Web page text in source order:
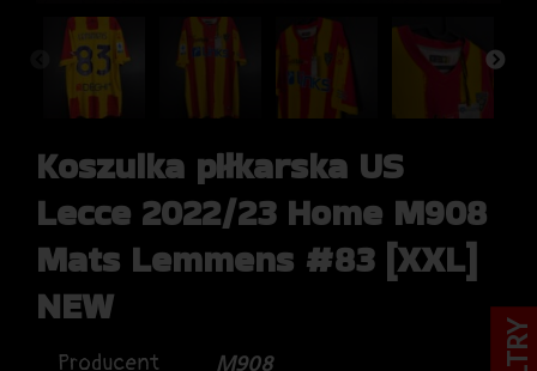
Koszulka piłkarska US
Lecce 2022/23 Home M908
Mats Lemmens #83 [XXL]
NEW
Producent
M908